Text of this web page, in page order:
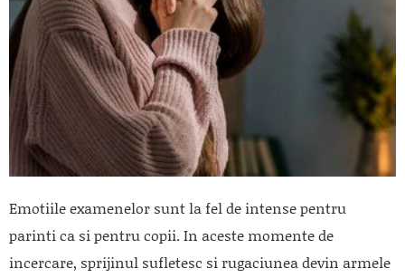
Emotiile examenelor sunt la fel de intense pentru
parinti ca si pentru copii. In aceste momente de
incercare, sprijinul sufletesc si rugaciunea devin armele